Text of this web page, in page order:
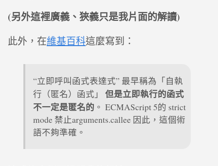
(另外這裡廣義、狹義只是我片面的解讀)
此外，在維基百科這麼寫到：
“立即呼叫函式表達式” 最早稱為「自執
行（匿名）函式」 但是立即執行的函式
不一定是匿名的 。 ECMAScript 5的 strict
mode 禁止arguments.callee 因此，這個術
語不夠準確。